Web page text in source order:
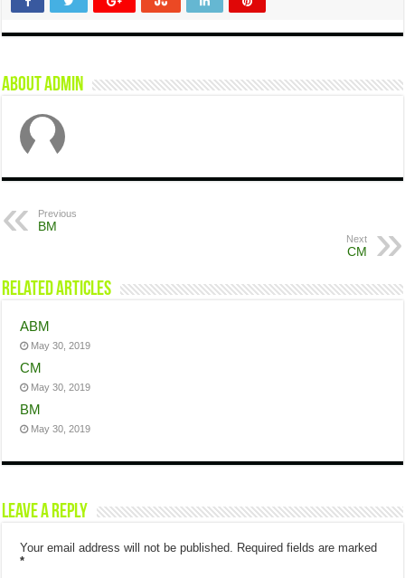
About admin
Previous
BM
Next
CM
Related Articles
ABM
May 30, 2019
CM
May 30, 2019
BM
May 30, 2019
Leave a Reply
Your email address will not be published. Required fields are marked
*